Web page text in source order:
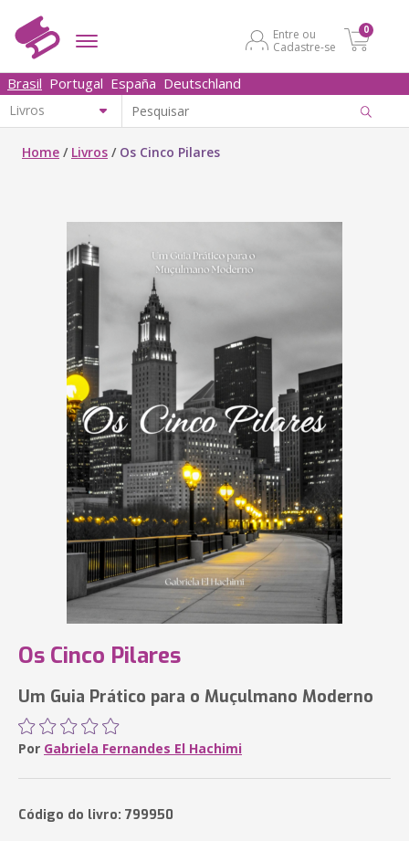
Entre ou
Cadastre-se
0
Brasil Portugal España Deutschland
Home / Livros / Os Cinco Pilares
Os Cinco Pilares
Um Guia Prático para o Muçulmano Moderno
Por Gabriela Fernandes El Hachimi
Código do livro: 799950